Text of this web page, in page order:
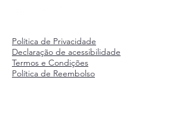
Política de Privacidade
Declaração de acessibilidade
Termos e Condições
Política de Reembolso